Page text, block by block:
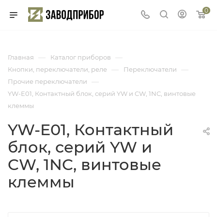
0
Главная — Каталог приборов —
Кнопки, переключатели, реле — Переключатели —
Прочие переключатели —
YW-E01, Контактный блок, серий YW и CW, 1NC, винтовые
клеммы
YW-E01, Контактный
блок, серий YW и
CW, 1NC, винтовые
клеммы